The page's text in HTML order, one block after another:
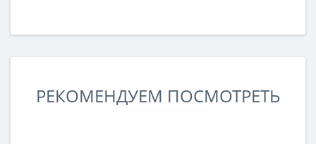
РЕКОМЕНДУЕМ ПОСМОТРЕТЬ